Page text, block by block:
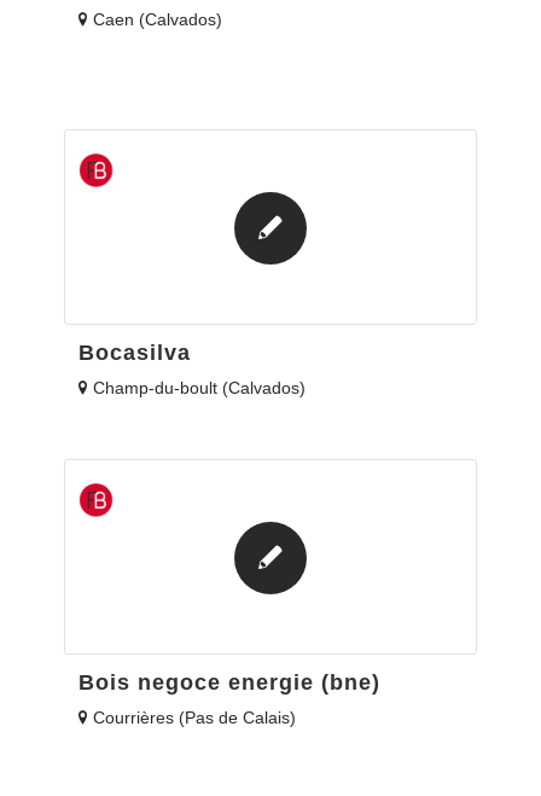
Caen (Calvados)
Bocasilva
Champ-du-boult (Calvados)
Bois negoce energie (bne)
Courrières (Pas de Calais)